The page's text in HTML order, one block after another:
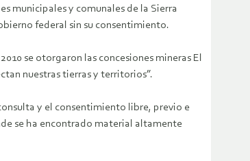
municipales y comunales de la Sierra
federal sin su consentimiento.
se otorgaron las concesiones mineras El
nuestras tierras y territorios”.
y el consentimiento libre, previo e
se ha encontrado material altamente